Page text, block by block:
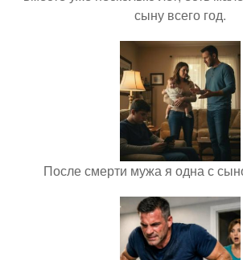
сыну всего год.
После смерти мужа я одна с